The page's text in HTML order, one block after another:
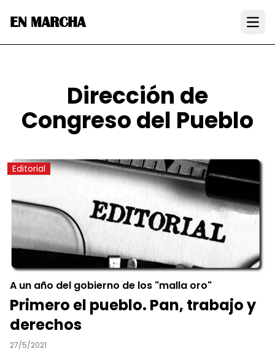
EN MARCHA
Dirección de
Congreso del Pueblo
Editorial
A un año del gobierno de los "malla oro"
Primero el pueblo. Pan, trabajo y
derechos
27/5/2021